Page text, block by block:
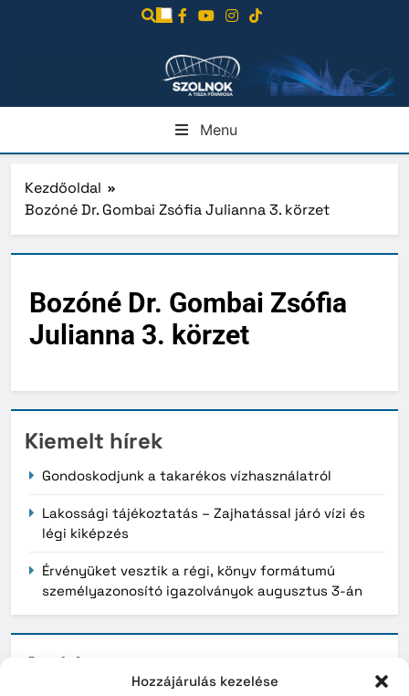
Hozzájárulás kezelése
Menu
Kezdőoldal
Bozóné Dr. Gombai Zsófia Julianna 3. körzet
Bozóné Dr. Gombai Zsófia
Julianna 3. körzet
Kiemelt hírek
Gondoskodjunk a takarékos vízhasználatról
Lakossági tájékoztatás – Zajhatással járó vízi és
légi kiképzés
Érvényüket vesztik a régi, könyv formátumú
személyazonosító igazolványok augusztus 3-án
Archívum